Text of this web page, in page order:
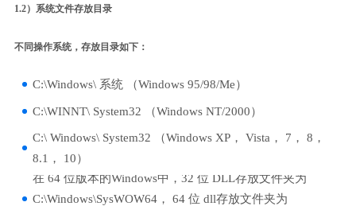
1.2）系统文件存放目录
不同操作系统，存放目录如下：
C:\Windows\ 系统 （Windows 95/98/Me）
C:\WINNT\ System32 （Windows NT/2000）
C:\ Windows\ System32 （Windows XP， Vista， 7， 8，
8.1， 10）
在 64 位版本的Windows中，32 位 DLL存放文件夹为
C:\Windows\SysWOW64， 64 位 dll存放文件夹为